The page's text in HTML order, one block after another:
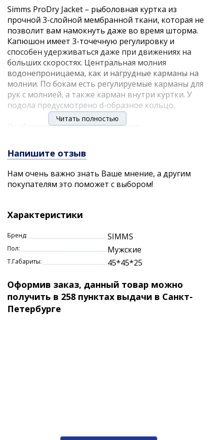
Simms ProDry Jacket – рыболовная куртка из
прочной 3-слойной мембранной ткани, которая не
позволит вам намокнуть даже во время шторма.
Капюшон имеет 3-точечную регулировку и
способен удерживаться даже при движениях на
больших скоростях. Центральная молния
водонепроницаема, как и нагрудные карманы на
молнии. По бокам есть регулируемые карманы для
рук с молнией, а также карман внутри куртки. У
подола предусмотрено d-образное кольцо.
Особенности и характеристики:
Штормовой капюшон с регулировкой
Карманы для рук с молнией
Нагрудные карманы с защитой от воды
Материал: 3-слойный GORE-TEX® Pro Shell
Читать полностью
Напишите отзыв
Нам очень важно знать Ваше мнение, а другим
покупателям это поможет с выбором!
Характеристики
Бренд: SIMMS
Пол: Мужские
Т.Габариты: 45*45*25
Оформив заказ, данный товар можно
получить в 258 пунктах выдачи в Санкт-
Петербурге